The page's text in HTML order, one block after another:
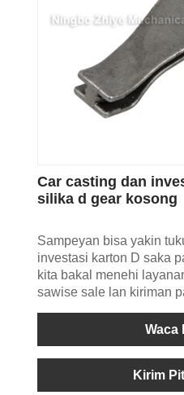
Car casting dan
silika d gear kosong
Sampeyan bisa yakin
investasi karton D saka
kita bakal menehi
sawise sale lan kiriman
Waca
Kirim